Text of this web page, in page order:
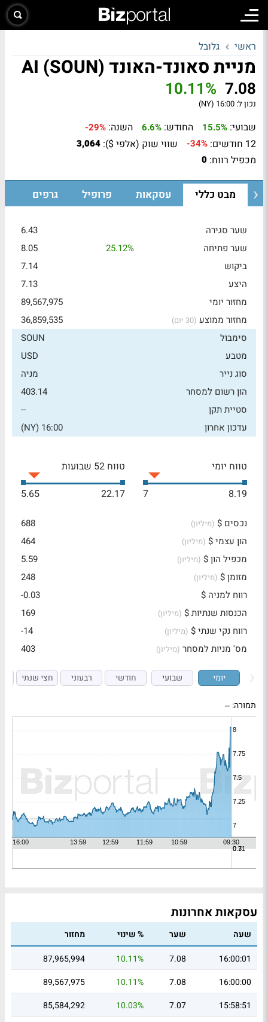
ראשי גלובל
מניית סאונד-האונד AI (SOUN)
7.08
10.11%
נכון ל: 16:00 (NY)
שבועי: 15.5% החודש: 6.6% השנה: -29%
12 חודשים: -34% שווי שוק (אלפי $): 3,064
מכפיל רווח: 0
מבט כללי עסקאות פרופיל גרפים
שער סגירה
6.43
שער פתיחה
25.12%
8.05
ביקוש
7.14
היצע
7.13
מחזור יומי
89,567,975
מחזור ממוצע (30 יום)
36,859,535
סימבול
SOUN
מטבע
USD
סוג נייר
מניה
הון רשום למסחר
403.14
סטיית תקן
--
עדכון אחרון
16:00 (NY)
טווח יומי
8.19
7
טווח 52 שבועות
22.17
5.65
נכסים $ (מיליון)
688
הון עצמי $ (מיליון)
464
מכפיל הון $ (מיליון)
5.59
מזומן $ (מיליון)
248
רווח למניה $
-0.03
הכנסות שנתיות $ (מיליון)
169
רווח נקי שנתי $ (מיליון)
-14
מס' מניות למסחר (מיליון) 403
יומי שבועי חודשי רבעוני חצי שנתי
תמורה: --
עסקאות אחרונות
שעה שער % שינוי
מחזור
16:00:01
7.08
10.11%
87,965,994
16:00:00
7.08
10.11%
89,567,975
15:58:51
7.07
10.03%
85,584,292